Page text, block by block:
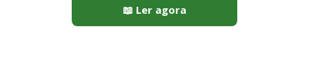
📖 Ler agora